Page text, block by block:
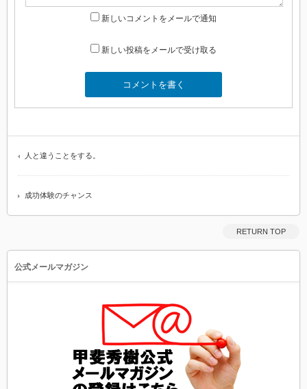
新しいコメントをメールで通知
新しい投稿をメールで受け取る
人と違うことをする。
成功体験のチャンス
RETURN TOP
公式メールマガジン